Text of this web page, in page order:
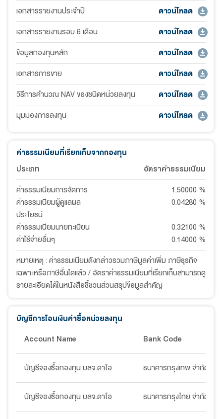
เอกสารรายงานประจำปี
ดาวน์โหลด
เอกสารรายงานรอบ 6 เดือน
ดาวน์โหลด
ข้อมูลกองทุนหลัก
ดาวน์โหลด
เอกสารการขาย
ดาวน์โหลด
วิธีการคำนวณ NAV ของชนิดหน่วยลงทุน
ดาวน์โหลด
มุมมองการลงทุน
ดาวน์โหลด
ค่าธรรมเนียมที่เรียกเก็บจากกองทุน
ประเภท
อัตราค่าธรรมเนียม
ค่าธรรมเนียมการจัดการ
1.50000 %
ค่าธรรมเนียมผู้ดูแลผล
ประโยชน์
0.04280 %
ค่าธรรมเนียมนายทะเบียน
0.32100 %
ค่าใช้จ่ายอื่นๆ
0.14000 %
หมายเหตุ : ค่าธรรมเนียมดังกล่าวรวมภาษีมูลค่าเพิ่ม ภาษีธุรกิจ
เฉพาะหรือภาษีอื่นใดแล้ว / อัตราค่าธรรมเนียมที่เรียกเก็บสามารถดู
รายละเอียดได้ในหนังสือชี้ชวนส่วนสรุปข้อมูลสำคัญ
บัญชีการโอนเงินค่าซื้อหน่วยลงทุน
Account Name
Bank Code
บัญชีจองซื้อกองทุน บลจ.ดาโอ ธนาคารกรุงเทพ จำกัด (ม
บัญชีจองซื้อกองทุน บลจ.ดาโอ ธนาคารกรุงไทย จำกัด (ม